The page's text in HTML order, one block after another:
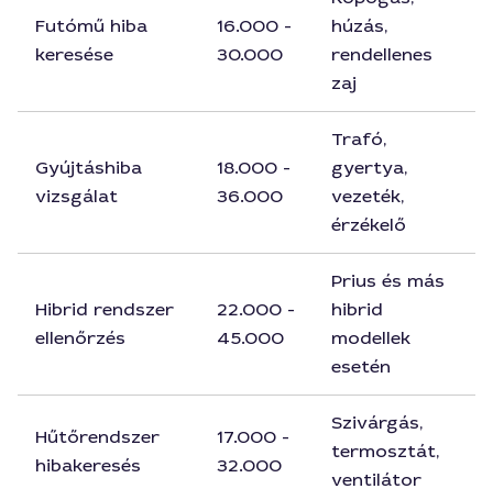
Futómű hiba
keresése
16.000 -
30.000
húzás,
rendellenes
zaj
Gyújtáshiba
vizsgálat
18.000 -
36.000
Trafó,
gyertya,
vezeték,
érzékelő
Hibrid rendszer
ellenőrzés
22.000 -
45.000
Prius és más
hibrid
modellek
esetén
Hűtőrendszer
hibakeresés
17.000 -
32.000
Szivárgás,
termosztát,
ventilátor